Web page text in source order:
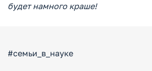
будет намного краше!
#семьи_в_науке